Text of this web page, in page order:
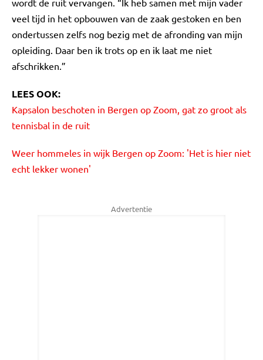
veel tijd in het opbouwen van de zaak gestoken en ben
ondertussen zelfs nog bezig met de afronding van mijn
opleiding. Daar ben ik trots op en ik laat me niet
afschrikken.”
LEES OOK:
Kapsalon beschoten in Bergen op Zoom, gat zo groot als
tennisbal in de ruit
Weer hommeles in wijk Bergen op Zoom: 'Het is hier niet
echt lekker wonen'
Advertentie